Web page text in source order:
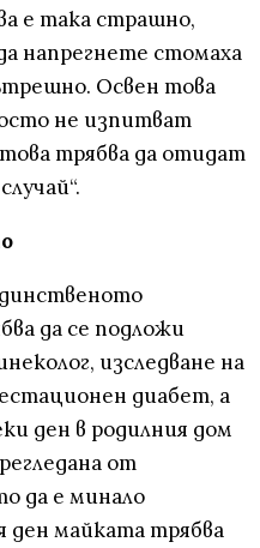
е така страшно,
напрегнете стомаха
Освен това
не изпитват
трябва да отидат
да се подложи
изследване на
диабет, а
ден в родилния дом
от
да е минало
ден майката трябва